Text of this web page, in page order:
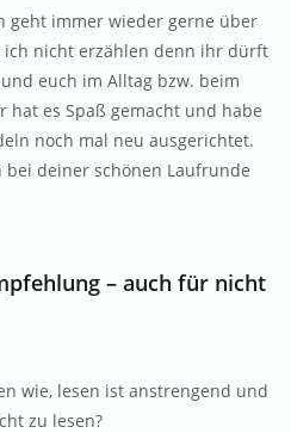
geht immer wieder gerne über
ich nicht erzählen denn ihr dürft
euch im Alltag bzw. beim
hat es Spaß gemacht und habe
noch mal neu ausgerichtet.
bei deiner schönen Laufrunde
– auch für nicht
wie, lesen ist anstrengend und
zu lesen?